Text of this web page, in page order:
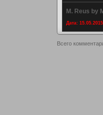
M. Reus by
Дата:
Всего